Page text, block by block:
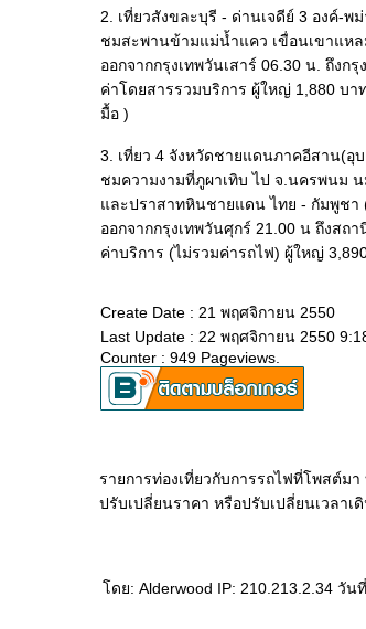
2. เที่ยวสังขละบุรี - ด่านเจดีย์ 3 องค์-พ
ชมสะพานข้ามแม่น้ำแคว เขื่อนเขาแห
ออกจากกรุงเทพวันเสาร์ 06.30 น. ถึงก
ค่าโดยสารรวมบริการ ผู้ใหญ่ 1,880 บา
มื้อ )
3. เที่ยว 4 จังหวัดชายแดนภาคอีสาน(
ชมความงามที่ภูผาเทิบ ไป จ.นครพนม
ละปราสาทหินชายแดน ไทย - กัมพูชา
ออกจากกรุงเทพวันศุกร์ 21.00 น ถึงสถ
ค่าบริการ (ไม่รวมค่ารถไฟ) ผู้ใหญ่
Create Date : 21 พฤศจิกายน 2550
Last Update : 22 พฤศจิกายน 2550
Counter : 949 Pageviews.
รายการท่องเที่ยวกับการรถไฟที่โพสต์มา
ปรับเปลี่ยนราคา หรือปรับเปลี่ยนเวลาเ
ดย: Alderwood IP: 210.213.2.34 วัน